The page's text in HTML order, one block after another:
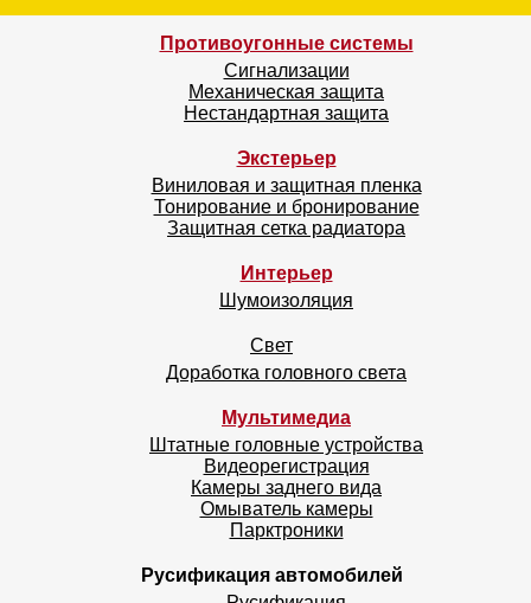
Противоугонные системы
Сигнализации
Механическая защита
Нестандартная защита
Экстерьер
Виниловая и защитная пленка
Тонирование и бронирование
Защитная сетка радиатора
Интерьер
Шумоизоляция
Свет
Доработка головного света
Мультимедиа
Штатные головные устройства
Видеорегистрация
Камеры заднего вида
Омыватель камеры
Парктроники
Русификация автомобилей